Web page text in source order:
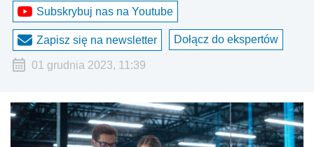
Subskrybuj nas na Youtube
Zapisz się na newsletter Dołącz do ekspertów
01 grudnia 2023, 11:39